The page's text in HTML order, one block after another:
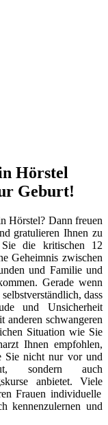
Hörstel
Geburt!
Hörstel? Dann freuen
gratulieren Ihnen zu
die kritischen 12
Geheimnis zwischen
und Familie und
Gerade wenn
dass
und Unsicherheit
anderen schwangeren
Situation wie Sie
Ihnen empfohlen,
Sie nicht nur vor und
sondern auch
anbietet. Viele
Frauen individuelle
kennenzulernen und